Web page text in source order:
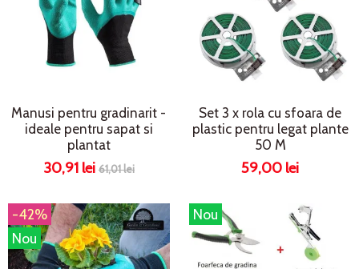
Manusi pentru gradinarit -
ideale pentru sapat si
plantat
30,91 lei 61,01 lei
Set 3 x rola cu sfoara de
plastic pentru legat plante
50 M
59,00 lei
-42%
Nou
Nou